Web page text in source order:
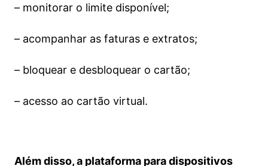
– monitorar o limite disponível;
– acompanhar as faturas e extratos;
– bloquear e desbloquear o cartão;
– acesso ao cartão virtual.
Além disso, a plataforma para dispositivos